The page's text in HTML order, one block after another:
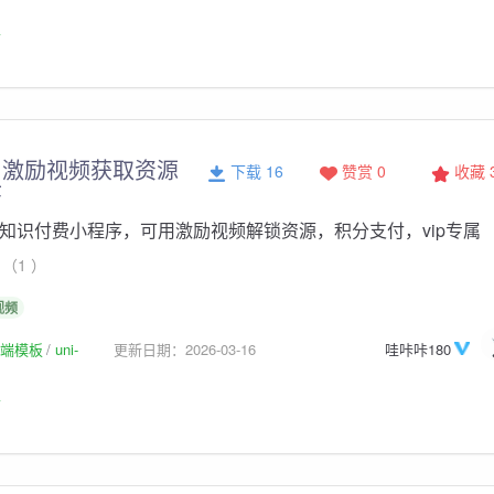
励视频获取资源 收藏
赞赏 0
下载 16
识付费小程序，可用激励视频解锁资源，积分支付，vip专属
（1 ）
频
模板 uni- 更新日期：2026-03-16 哇咔咔180